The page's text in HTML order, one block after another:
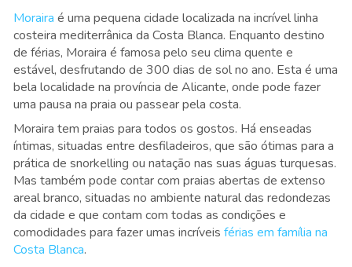
Moraira é uma pequena cidade localizada na incrível linha
costeira mediterrânica da Costa Blanca. Enquanto destino
de férias, Moraira é famosa pelo seu clima quente e
estável, desfrutando de 300 dias de sol no ano. Esta é uma
bela localidade na província de Alicante, onde pode fazer
uma pausa na praia ou passear pela costa.
Moraira tem praias para todos os gostos. Há enseadas
íntimas, situadas entre desfiladeiros, que são ótimas para a
prática de snorkelling ou natação nas suas águas turquesas.
Mas também pode contar com praias abertas de extenso
areal branco, situadas no ambiente natural das redondezas
da cidade e que contam com todas as condições e
comodidades para fazer umas incríveis férias em família na
Costa Blanca.